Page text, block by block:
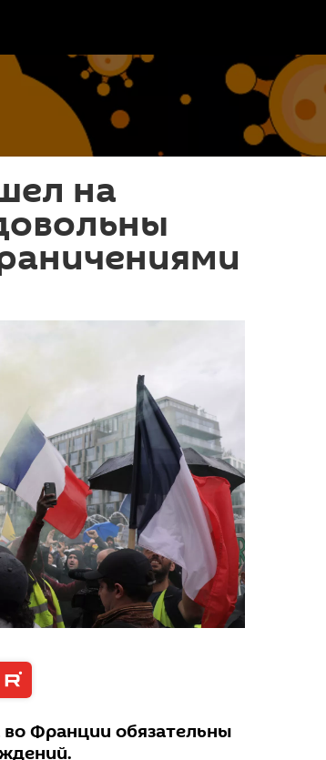
на
во Франции обязательны